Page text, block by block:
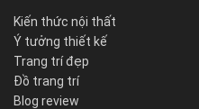
Kiến thức nội thất
Ý tưởng thiết kế
Trang trí đẹp
Đồ trang trí
Blog review